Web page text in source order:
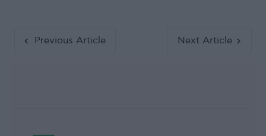
Previous Article Next Article